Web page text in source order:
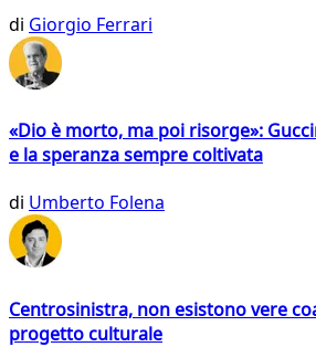
di Giorgio Ferrari
«Dio è morto, ma poi risorge»:
e la speranza sempre coltivata
di Umberto Folena
Centrosinistra, non esistono vere
progetto culturale